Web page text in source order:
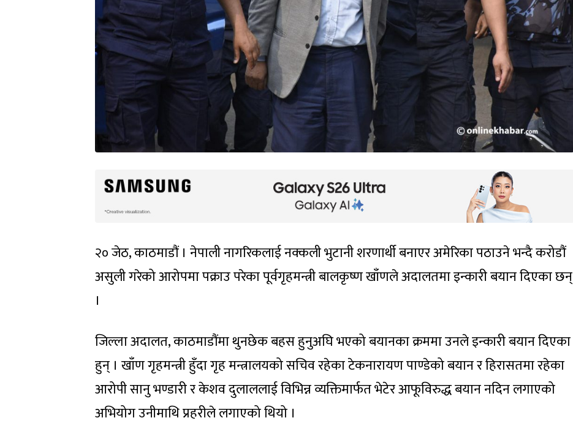
२० जेठ, काठमाडौं । नेपाली नागरिकलाई नक्कली भुटानी शरणार्थी बनाएर अमेरिका पठाउने भन्दै करोडौं
असुली गरेको आरोपमा पक्राउ परेका पूर्वगृहमन्त्री बालकृष्ण खाँणले अदालतमा इन्कारी बयान दिएका छन्
।
जिल्ला अदालत, काठमाडौंमा थुनछेक बहस हुनुअघि भएको बयानका क्रममा उनले इन्कारी बयान दिएका
हुन् । खाँण गृहमन्त्री हुँदा गृह मन्त्रालयको सचिव रहेका टेकनारायण पाण्डेको बयान र हिरासतमा रहेका
आरोपी सानु भण्डारी र केशव दुलाललाई विभिन्न व्यक्तिमार्फत भेटेर आफूविरुद्ध बयान नदिन लगाएको
अभियोग उनीमाथि प्रहरीले लगाएको थियो ।